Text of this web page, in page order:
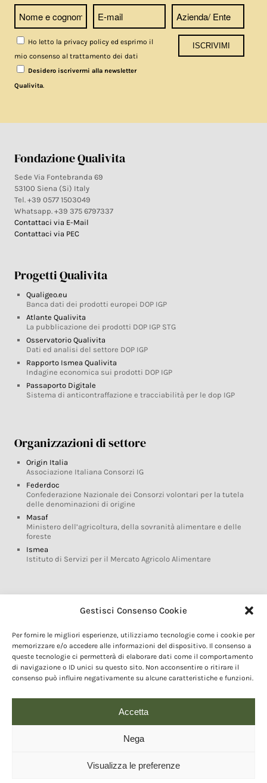
Gestisci Consenso Cookie
Per fornire le migliori esperienze, utilizziamo tecnologie come i cookie per
memorizzare e/o accedere alle informazioni del dispositivo. Il consenso a
queste tecnologie ci permetterà di elaborare dati come il comportamento
di navigazione o ID unici su questo sito. Non acconsentire o ritirare il
consenso può influire negativamente su alcune caratteristiche e funzioni.
Accetta
Nega
Visualizza le preferenze
Ho letto la privacy policy ed esprimo il
mio consenso al trattamento dei dati
Desidero iscrivermi alla newsletter
Qualivita.
Fondazione Qualivita
Sede Via Fontebranda 69
53100 Siena (Si) Italy
Tel. +39 0577 1503049
Whatsapp. +39 375 6797337
Contattaci via E-Mail
Contattaci via PEC
Progetti Qualivita
Qualigeo.eu
Banca dati dei prodotti europei DOP IGP
Atlante Qualivita
La pubblicazione dei prodotti DOP IGP STG
Osservatorio Qualivita
Dati ed analisi del settore DOP IGP
Rapporto Ismea Qualivita
Indagine economica sui prodotti DOP IGP
Passaporto Digitale
Sistema di anticontraffazione e tracciabilità per le dop IGP
Organizzazioni di settore
Origin Italia
Associazione Italiana Consorzi IG
Federdoc
Confederazione Nazionale dei Consorzi volontari per la tutela
delle denominazioni di origine
Masaf
Ministero dell’agricoltura, della sovranità alimentare e delle
foreste
Ismea
Istituto di Servizi per il Mercato Agricolo Alimentare
Glossario DOP IGP
Marchi DOP IGP
Normativa prodotti DOP IGP
Consorzi di Tutela
Farm To Fork e prodotti DOP IGP